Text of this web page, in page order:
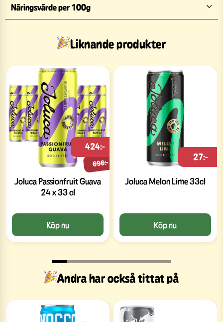
Näringsvärde per 100g
Liknande produkter
Joluca Passionfruit Guava
24 x 33 cl
696:-
424:-
Köp nu
Joluca Melon Lime 33cl
27:-
Köp nu
Andra har också tittat på